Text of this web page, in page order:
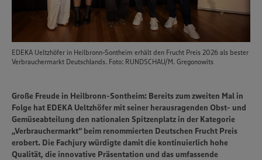
EDEKA Ueltzhöfer in Heilbronn-Sontheim erhält den Frucht Preis 2026 als bester
Verbrauchermarkt Deutschlands. Foto: RUNDSCHAU/M. Gregonowits
Große Freude in Heilbronn-Sontheim: Bereits zum zweiten Mal in
Folge hat EDEKA Ueltzhöfer mit seiner herausragenden Obst- und
Gemüseabteilung den nationalen Spitzenplatz in der Kategorie
„Verbrauchermarkt“ beim renommierten Deutschen Frucht Preis
erobert. Die Fachjury würdigte damit die kontinuierlich hohe
Qualität, die innovative Präsentation und das umfassende